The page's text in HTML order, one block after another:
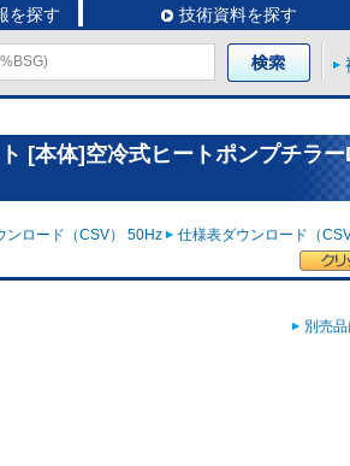
を探す 技術資料を探す
[本体]空冷式ヒートポンプチラー
ンロード（CSV） 50Hz 仕様表ダウンロード（
別売